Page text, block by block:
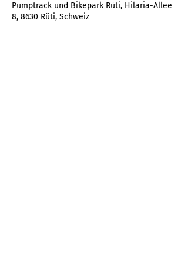
Pumptrack und Bikepark Rüti, Hilaria-Allee
8, 8630 Rüti, Schweiz